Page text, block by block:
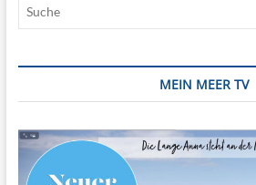
MEIN MEER TV